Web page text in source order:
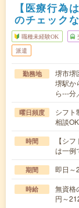
【医療行為
のチェック
職種未経験OK
派遣
勤務地
堺市堺
堺駅か
ら---分
曜日頻度
シフト
相談OK
時間
【シ
は一
期間 即日～
時給
無資格
円～